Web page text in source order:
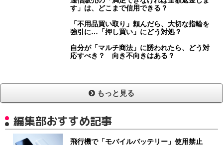
す」は、どこまで信用できる？
「不用品買い取り」頼んだら、大切な指輪を
強引に…「押し買い」にどう対処？
自分が「マルチ商法」に誘われたら、どう対
応すべき？ 向き不向きはある？
もっと見る
編集部おすすめ記事
飛行機で「モバイルバッテリー」使用禁止